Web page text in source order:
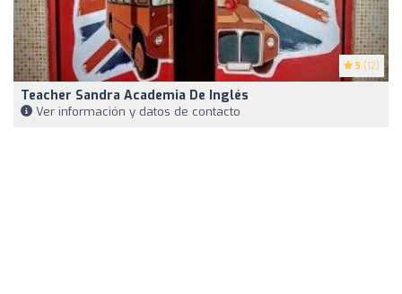
5 (12)
Teacher Sandra Academia De Inglés
Ver información y datos de contacto